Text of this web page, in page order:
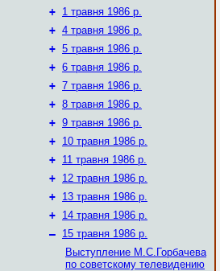
+ 1 травня 1986 р.
+ 4 травня 1986 р.
+ 5 травня 1986 р.
+ 6 травня 1986 р.
+ 7 травня 1986 р.
+ 8 травня 1986 р.
+ 9 травня 1986 р.
+ 10 травня 1986 р.
+ 11 травня 1986 р.
+ 12 травня 1986 р.
+ 13 травня 1986 р.
+ 14 травня 1986 р.
– 15 травня 1986 р.
Выступление М.С.Горбачева
по советскому телевидению